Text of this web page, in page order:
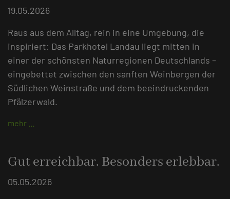
19.05.2026
Raus aus dem Alltag, rein in eine Umgebung, die
inspiriert: Das Parkhotel Landau liegt mitten in
einer der schönsten Naturregionen Deutschlands –
eingebettet zwischen den sanften Weinbergen der
Südlichen Weinstraße und dem beeindruckenden
Pfälzerwald.
mehr …
Gut erreichbar. Besonders erlebbar.
05.05.2026